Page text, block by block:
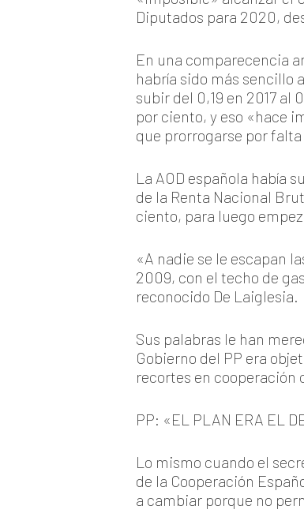
Diputados para 2020,
En una comparecencia
habría sido más sencillo
subir del 0,19 en 2017 al
por ciento, y eso «hace
que prorrogarse por
La AOD española había
de la Renta Nacional
ciento, para luego
«A nadie se le escapan
2009, con el techo de
reconocido De Laiglesia.
Sus palabras le han
Gobierno del PP era
recortes en cooperación
PP: «EL PLAN ERA EL
Lo mismo cuando el
de la Cooperación
a cambiar porque no